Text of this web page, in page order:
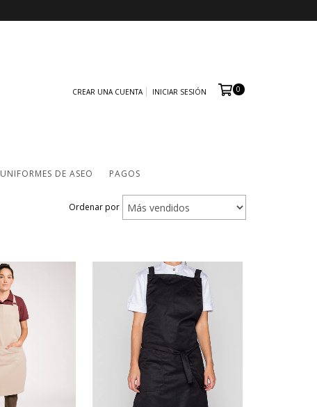
CREAR UNA CUENTA INICIAR SESIÓN 0
UNIFORMES DE ASEO PAGOS
Ordenar por